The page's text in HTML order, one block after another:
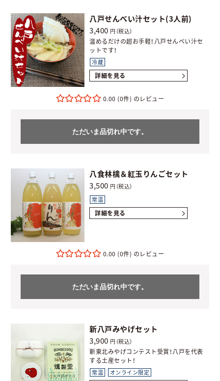
八戸せんべい汁セット(3人前)
3,400 円（税込）
温めるだけの超お手軽！八戸せんべい汁セ
ットです！
冷蔵
詳細を見る
0.00 (0件)
ただいま品切れ中です。
八食林檎＆紅玉りんごセット
3,500 円（税込）
常温
詳細を見る
0.00 (0件)
ただいま品切れ中です。
新八戸みやげセット
3,900 円（税込）
新東北みやげコンテスト受賞！八戸を代表
する土産セット！
常温 オンライン限定